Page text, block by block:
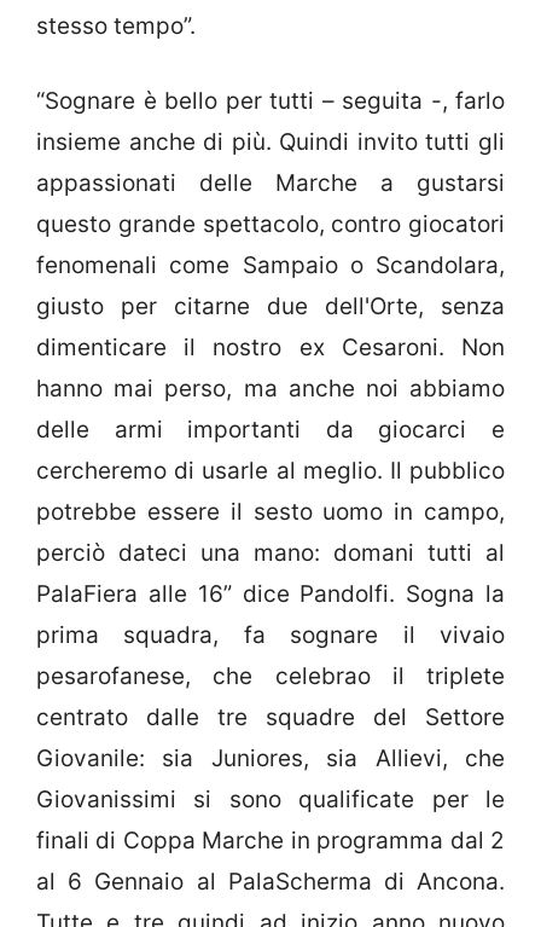
stesso tempo”.
“Sognare è bello per tutti – seguita -, farlo
insieme anche di più. Quindi invito tutti gli
appassionati delle Marche a gustarsi
questo grande spettacolo, contro giocatori
fenomenali come Sampaio o Scandolara,
giusto per citarne due dell'Orte, senza
dimenticare il nostro ex Cesaroni. Non
hanno mai perso, ma anche noi abbiamo
delle armi importanti da giocarci e
cercheremo di usarle al meglio. Il pubblico
potrebbe essere il sesto uomo in campo,
perciò dateci una mano: domani tutti al
PalaFiera alle 16” dice Pandolfi. Sogna la
prima squadra, fa sognare il vivaio
pesarofanese, che celebrao il triplete
centrato dalle tre squadre del Settore
Giovanile: sia Juniores, sia Allievi, che
Giovanissimi si sono qualificate per le
finali di Coppa Marche in programma dal 2
al 6 Gennaio al PalaScherma di Ancona.